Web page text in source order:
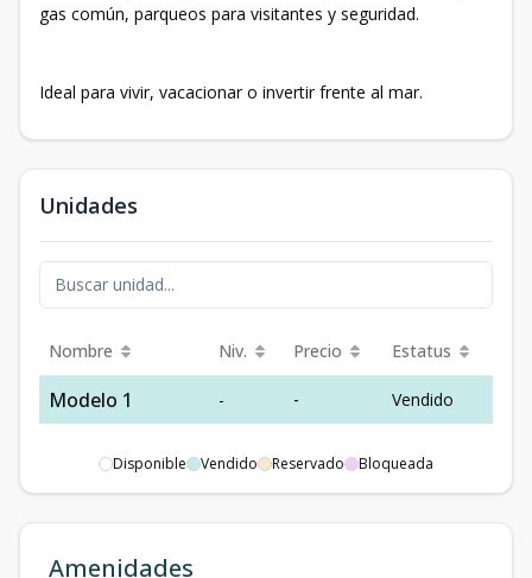
gas común, parqueos para visitantes y seguridad.
Ideal para vivir, vacacionar o invertir frente al mar.
Unidades
Nombre Niv. Precio Estatus
Modelo 1 - - Vendido
Disponible Vendido Reservado Bloqueada
Amenidades